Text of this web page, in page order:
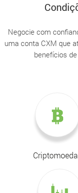
Negocie com
uma conta CXM que
benefícios